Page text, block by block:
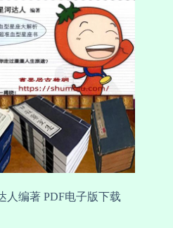
人编著 PDF电子版下载